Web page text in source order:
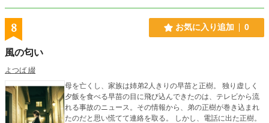
8 お気に入り追加 0
風の匂い
よつば 綴
母を亡くし、家族は姉弟2人きりの早苗と正樹。 独り虚しく
夕飯を食べる早苗の目に飛び込んできたのは、テレビから流
れる事故のニュース。その情報から、弟の正樹が巻き込まれ
たのだと思い慌てて連絡を取る。 しかし、電話に出た正樹。